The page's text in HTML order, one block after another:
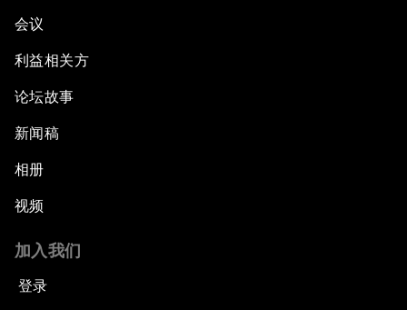
会议
利益相关方
论坛故事
新闻稿
相册
视频
加入我们
登录